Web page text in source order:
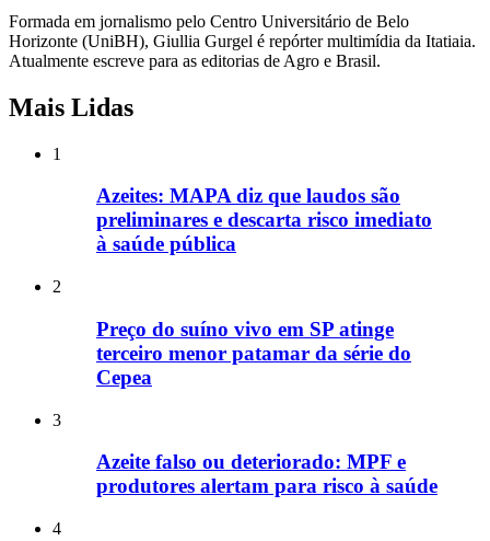
Formada em jornalismo pelo Centro Universitário de Belo
Horizonte (UniBH), Giullia Gurgel é repórter multimídia da Itatiaia.
Atualmente escreve para as editorias de Agro e Brasil.
Mais Lidas
1
Azeites: MAPA diz que laudos são
preliminares e descarta risco imediato
à saúde pública
2
Preço do suíno vivo em SP atinge
terceiro menor patamar da série do
Cepea
3
Azeite falso ou deteriorado: MPF e
produtores alertam para risco à saúde
4